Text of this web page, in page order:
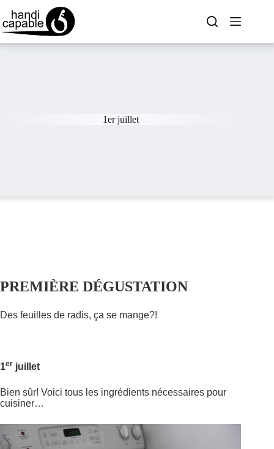
1er juillet
PREMIÈRE DÉGUSTATION
Des feuilles de radis, ça se mange?!
1er juillet
Bien sûr! Voici tous les ingrédients nécessaires pour
cuisiner…